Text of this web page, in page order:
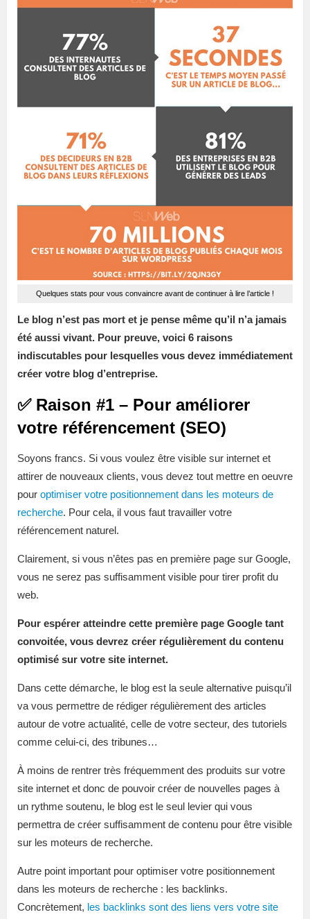
Quelques stats pour vous convaincre avant de continuer à lire l’article !
Le blog n’est pas mort et je pense même qu’il n’a jamais
été aussi vivant. Pour preuve, voici 6 raisons
indiscutables pour lesquelles vous devez immédiatement
créer votre blog d’entreprise.
✅ Raison #1 – Pour améliorer
votre référencement (SEO)
Soyons francs. Si vous voulez être visible sur internet et
attirer de nouveaux clients, vous devez tout mettre en oeuvre
pour optimiser votre positionnement dans les moteurs de
recherche. Pour cela, il vous faut travailler votre
référencement naturel.
Clairement, si vous n’êtes pas en première page sur Google,
vous ne serez pas suffisamment visible pour tirer profit du
web.
Pour espérer atteindre cette première page Google tant
convoitée, vous devrez créer régulièrement du contenu
optimisé sur votre site internet.
Dans cette démarche, le blog est la seule alternative puisqu’il
va vous permettre de rédiger régulièrement des articles
autour de votre actualité, celle de votre secteur, des tutoriels
comme celui-ci, des tribunes…
À moins de rentrer très fréquemment des produits sur votre
site internet et donc de pouvoir créer de nouvelles pages à
un rythme soutenu, le blog est le seul levier qui vous
permettra de créer suffisamment de contenu pour être visible
sur les moteurs de recherche.
Autre point important pour optimiser votre positionnement
dans les moteurs de recherche : les backlinks.
Concrètement, les backlinks sont des liens vers votre site